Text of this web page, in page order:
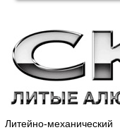
Литейно-